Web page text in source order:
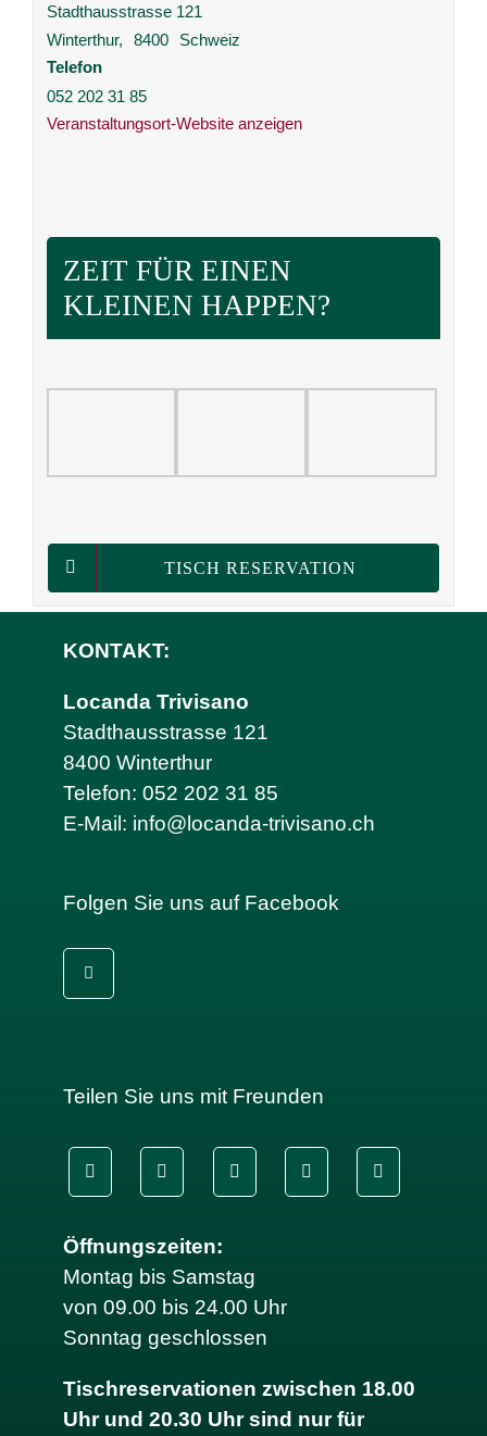
Stadthausstrasse 121
Winterthur, 8400
Schweiz
Telefon
052 202 31 85
Veranstaltungsort-Website anzeigen
ZEIT FÜR EINEN
KLEINEN HAPPEN?
TISCH RESERVATION
KONTAKT:
Locanda Trivisano
Stadthausstrasse 121
8400 Winterthur
Telefon:052 202 31 85
E-Mail: info@locanda-trivisano.ch
Folgen Sie uns auf Facebook
Teilen Sie uns mit Freunden
Öffnungszeiten:
Montag bis Samstag
von 09.00 bis 24.00 Uhr
Sonntag geschlossen
Tischreservationen zwischen 18.00
Uhr und 20.30 Uhr sind nur für